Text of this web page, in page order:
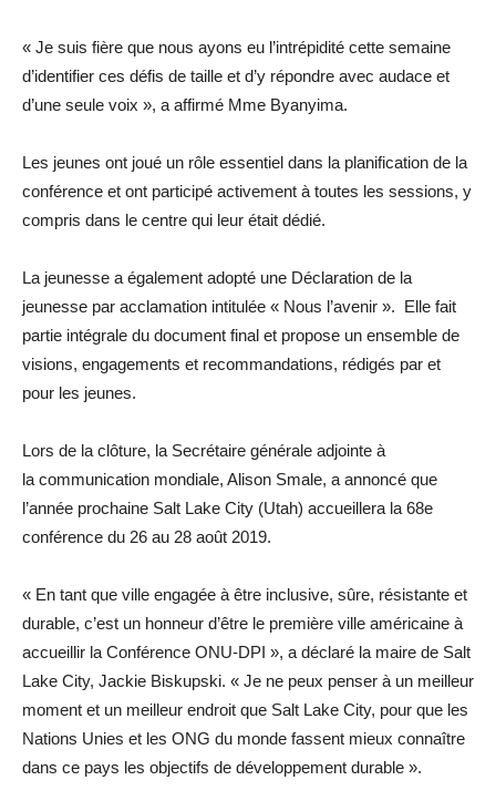
« Je suis fière que nous ayons eu l’intrépidité cette semaine
d’identifier ces défis de taille et d’y répondre avec audace et
d’une seule voix », a affirmé Mme Byanyima.
Les jeunes ont joué un rôle essentiel dans la planification de la
conférence et ont participé activement à toutes les sessions, y
compris dans le centre qui leur était dédié.
La jeunesse a également adopté une Déclaration de la
jeunesse par acclamation intitulée « Nous l’avenir ». Elle fait
partie intégrale du document final et propose un ensemble de
visions, engagements et recommandations, rédigés par et
pour les jeunes.
Lors de la clôture, la Secrétaire générale adjointe à
la communication mondiale, Alison Smale, a annoncé que
l’année prochaine Salt Lake City (Utah) accueillera la 68e
conférence du 26 au 28 août 2019.
« En tant que ville engagée à être inclusive, sûre, résistante et
durable, c’est un honneur d’être le première ville américaine à
accueillir la Conférence ONU-DPI », a déclaré la maire de Salt
Lake City, Jackie Biskupski. « Je ne peux penser à un meilleur
moment et un meilleur endroit que Salt Lake City, pour que les
Nations Unies et les ONG du monde fassent mieux connaître
dans ce pays les objectifs de développement durable ».